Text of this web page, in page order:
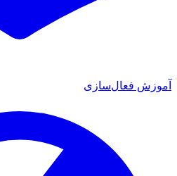
آموزش فعال‌سازی